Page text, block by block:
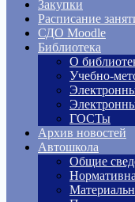
Закупки
Расписание
СДО Moodle
Библиотека
О
Учебно-
ГОСТы
Архив новостей
Автошкола
Общие